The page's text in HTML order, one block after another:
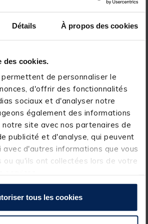
Détails À propos des cookies
cookies.
permettent de personnaliser le
d'offrir des fonctionnalités
sociaux et d'analyser notre
également des informations
site avec nos partenaires de
publicité et d'analyse, qui peuvent
avec d'autres informations que vous
ou qu'ils ont collectées lors de votre
tous les cookies
séparément, pour
fournie avec des casiers et tiroirs
intégrés, et reste
grâce à la large
TEOS disponibles en option.
DE GAMME
sur l’ergonomie avec des assises
autres modèles du marché,
les gabarits. Les coussins sont
d’une mousse haute densité
sessions.
FACILITÉ
de coupelles anti-